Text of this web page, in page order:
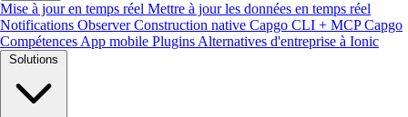
Mise à jour en temps réel Mettre à jour les données en temps réel
Notifications ObserverConstruction native Capgo CLI + MCPCapgo
Compétences App mobile Plugins Alternatives d'entreprise à Ionic
Solutions